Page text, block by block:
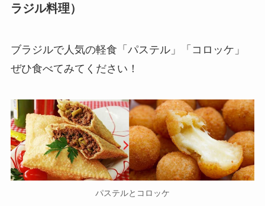
ラジル料理）
ブラジルで人気の軽食「パステル」「コロッケ」
ぜひ食べてみてください！
パステルとコロッケ